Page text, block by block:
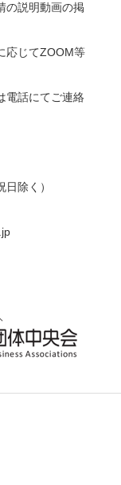
の説明動画の掲
応じてZOOM等
電話にてご連絡
除く）